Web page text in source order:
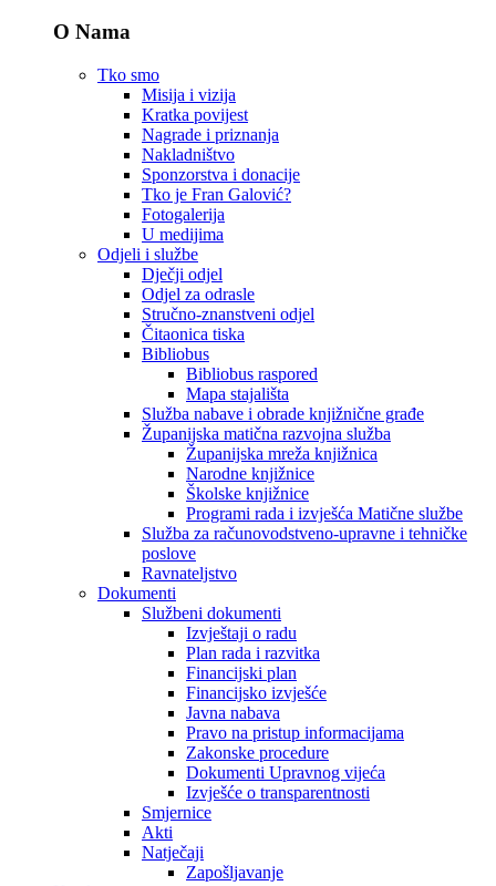
O Nama
Tko smo
Misija i vizija
Kratka povijest
Nagrade i priznanja
Nakladništvo
Sponzorstva i donacije
Tko je Fran Galović?
Fotogalerija
U medijima
Odjeli i službe
Dječji odjel
Odjel za odrasle
Stručno-znanstveni odjel
Čitaonica tiska
Bibliobus
Bibliobus raspored
Mapa stajališta
Služba nabave i obrade knjižnične građe
Županijska matična razvojna služba
Županijska mreža knjižnica
Narodne knjižnice
Školske knjižnice
Programi rada i izvješća Matične službe
Služba za računovodstveno-upravne i tehničke
poslove
Ravnateljstvo
Dokumenti
Službeni dokumenti
Izvještaji o radu
Plan rada i razvitka
Financijski plan
Financijsko izvješće
Javna nabava
Pravo na pristup informacijama
Zakonske procedure
Dokumenti Upravnog vijeća
Izvješće o transparentnosti
Smjernice
Akti
Natječaji
Zapošljavanje